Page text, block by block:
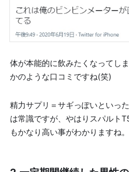
体が本能的に飲みたくなってし
かのような口コミですね(笑)
精力サプリ＝サギっぽいといっ
は常識ですが、やはりスパルト
もかなり高い事がわかりますね。